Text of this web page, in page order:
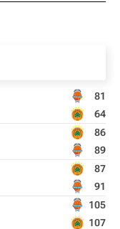
81
64
86
89
87
91
105
107